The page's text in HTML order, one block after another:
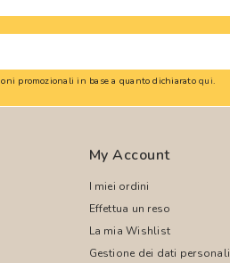
promozionali in base a quanto dichiaratoqui.
My Account
I miei ordini
Effettua un reso
La mia Wishlist
Gestione dei dati personali